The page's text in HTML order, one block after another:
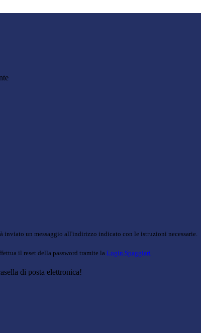
inviato un messaggio all'indirizzo indicato con le istruzioni necessarie.
il reset della password tramite la Login Spaggiari
di posta elettronica!